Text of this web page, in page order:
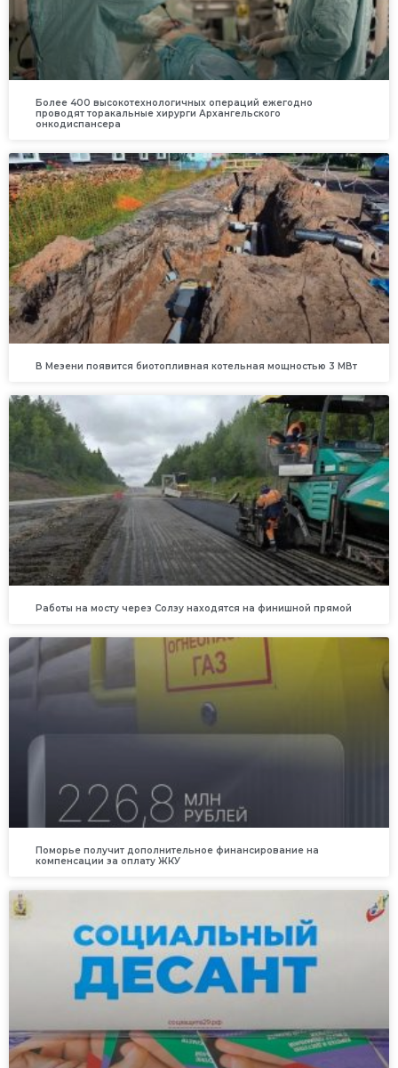
Более 400 высокотехнологичных операций ежегодно
проводят торакальные хирурги Архангельского
онкодиспансера
В Мезени появится биотопливная котельная мощностью 3 МВт
Работы на мосту через Солзу находятся на финишной прямой
Поморье получит дополнительное финансирование на
компенсации за оплату ЖКУ